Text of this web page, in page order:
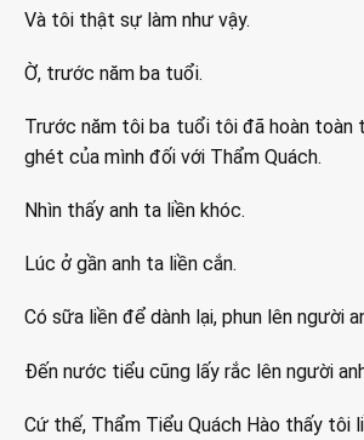
Và tôi thật sự làm như vậy.
Ờ, trước năm ba tuổi.
Trước năm tôi ba tuổi tôi đã hoàn toàn
ghét của mình đối với Thẩm Quách.
Nhìn thấy anh ta liền khóc.
Lúc ở gần anh ta liền cắn.
Có sữa liền để dành lại, phun lên người
Đến nước tiểu cũng lấy rắc lên người
Cứ thế, Thẩm Tiểu Quách Hào thấy tôi